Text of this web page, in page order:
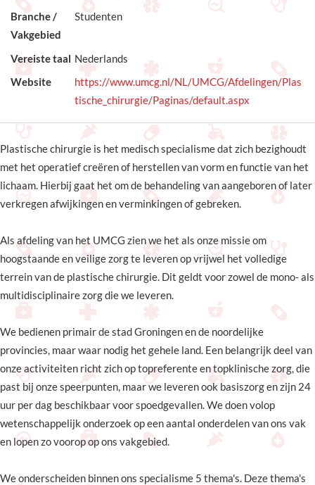
Branche /
Vakgebied
Studenten
Vereiste taal Nederlands
Website
https://www.umcg.nl/NL/UMCG/Afdelingen/Plas
tische_chirurgie/Paginas/default.aspx
Plastische chirurgie is het medisch specialisme dat zich bezighoudt
met het operatief creëren of herstellen van vorm en functie van het
lichaam. Hierbij gaat het om de behandeling van aangeboren of later
verkregen afwijkingen en verminkingen of gebreken.
Als afdeling van het UMCG zien we het als onze missie om
hoogstaande en veilige zorg te leveren op vrijwel het volledige
terrein van de plastische chirurgie. Dit geldt voor zowel de mono- als
multidisciplinaire zorg die we leveren.
We bedienen primair de stad Groningen en de noordelijke
provincies, maar waar nodig het gehele land. Een belangrijk deel van
onze activiteiten richt zich op topreferente en topklinische zorg, die
past bij onze speerpunten, maar we leveren ook basiszorg en zijn 24
uur per dag beschikbaar voor spoedgevallen. We doen volop
wetenschappelijk onderzoek op een aantal onderdelen van ons vak
en lopen zo voorop op ons vakgebied.
We onderscheiden binnen ons specialisme 5 thema's. Deze thema's